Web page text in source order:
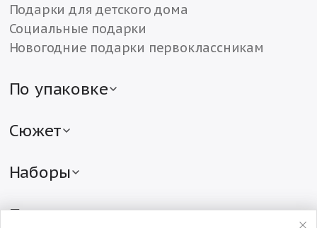
Подарки для детского дома
Социальные подарки
Новогодние подарки первоклассникам
По упаковке
Детские подарки в картонной упаковке
Сладкие подарки в различной упаковке
Детские подарки в упаковке «Рубина»
Сюжет
Мягкие сладкие подарки с игрушкой
Новогодние подарки от Деда Мороза
Наборы
Сладкие подарочные наборы
По цене